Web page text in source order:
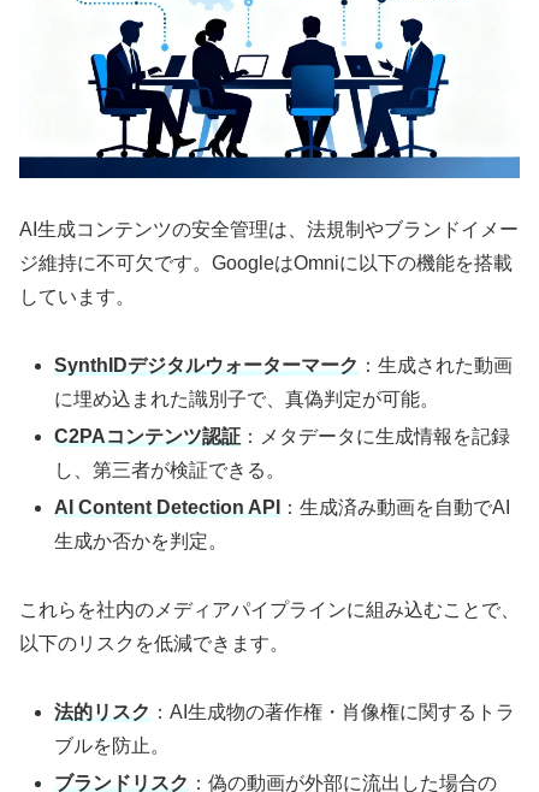
AI生成コンテンツの安全管理は、法規制やブランドイメー
ジ維持に不可欠です。GoogleはOmniに以下の機能を搭載
しています。
SynthIDデジタルウォーターマーク ：生成された動画
に埋め込まれた識別子で、真偽判定が可能。
C2PAコンテンツ認証 ：メタデータに生成情報を記録
し、第三者が検証できる。
AI Content Detection API
：生成済み動画を自動でAI
生成か否かを判定。
これらを社内のメディアパイプラインに組み込むことで、
以下のリスクを低減できます。
法的リスク ：AI生成物の著作権・肖像権に関するトラ
ブルを防止。
ブランドリスク ：偽の動画が外部に流出した場合の